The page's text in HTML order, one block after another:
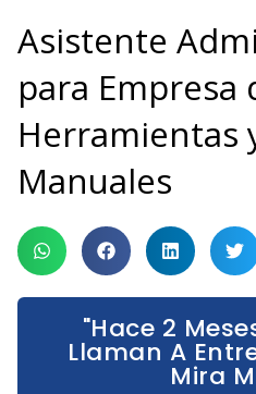
Asistente
para Empresa
Herramientas
Manuales
"Hace 2
Llaman A
Mira